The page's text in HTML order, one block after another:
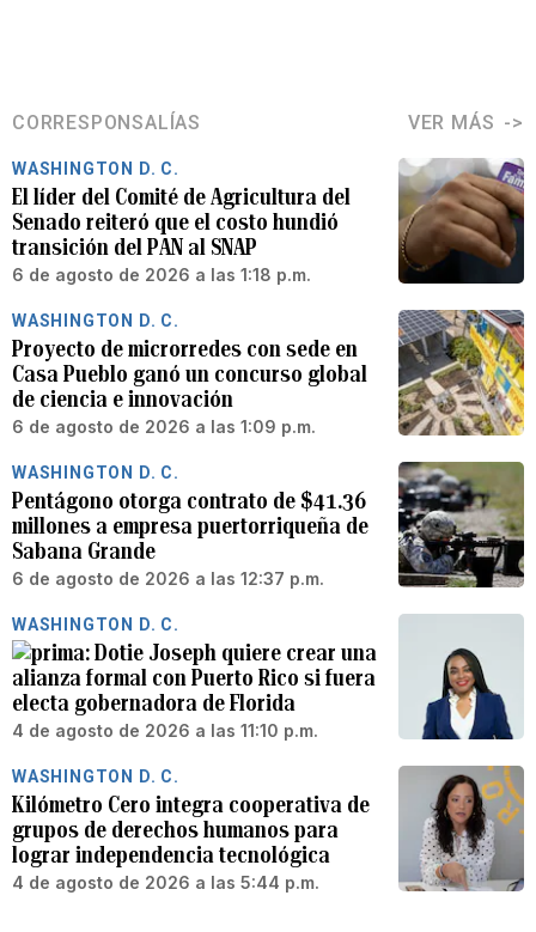
CORRESPONSALÍAS VER MÁS
WASHINGTON D. C.
El líder del Comité de Agricultura del
Senado reiteró que el costo hundió
transición del PAN al SNAP
6 de agosto de 2026 a las 1:18 p.m.
WASHINGTON D. C.
Proyecto de microrredes con sede en
Casa Pueblo ganó un concurso global
de ciencia e innovación
6 de agosto de 2026 a las 1:09 p.m.
WASHINGTON D. C.
Pentágono otorga contrato de $41.36
millones a empresa puertorriqueña de
Sabana Grande
6 de agosto de 2026 a las 12:37 p.m.
WASHINGTON D. C.
Dotie Joseph quiere crear una
alianza formal con Puerto Rico si fuera
electa gobernadora de Florida
4 de agosto de 2026 a las 11:10 p.m.
WASHINGTON D. C.
Kilómetro Cero integra cooperativa de
grupos de derechos humanos para
lograr independencia tecnológica
4 de agosto de 2026 a las 5:44 p.m.